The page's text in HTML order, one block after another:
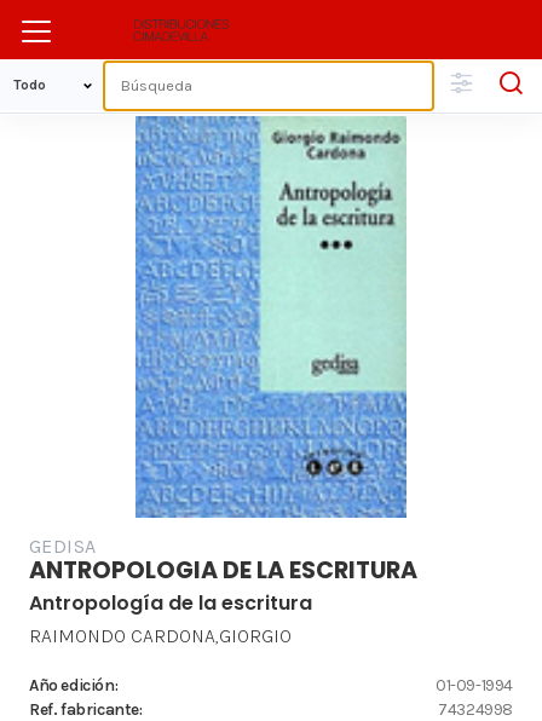
GEDISA
ANTROPOLOGIA DE LA ESCRITURA
Antropología de la escritura
RAIMONDO CARDONA,GIORGIO
Año edición:
01-09-1994
Ref. fabricante:
74324998